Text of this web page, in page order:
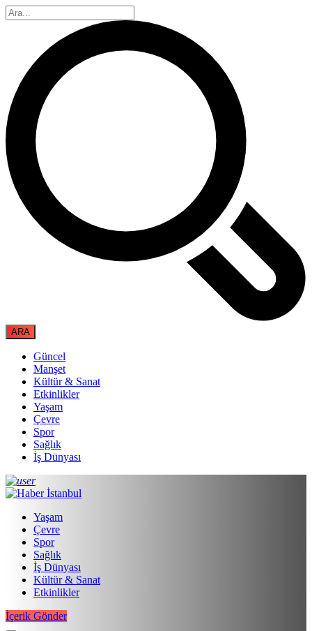
Güncel
Manşet
Kültür & Sanat
Etkinlikler
Yaşam
Çevre
Spor
Sağlık
İş Dünyası
Yaşam
Çevre
Spor
Sağlık
İş Dünyası
Kültür & Sanat
Etkinlikler
İçerik Gönder